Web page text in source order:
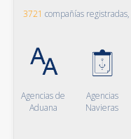
3721 compañías registradas,
Agencias de
Aduana
Agencias
Navieras